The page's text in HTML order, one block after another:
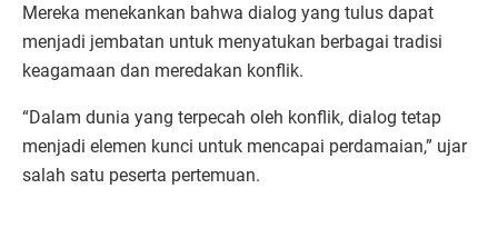
Mereka menekankan bahwa dialog yang tulus dapat
menjadi jembatan untuk menyatukan berbagai tradisi
keagamaan dan meredakan konflik.
“Dalam dunia yang terpecah oleh konflik, dialog tetap
menjadi elemen kunci untuk mencapai perdamaian,” ujar
salah satu peserta pertemuan.